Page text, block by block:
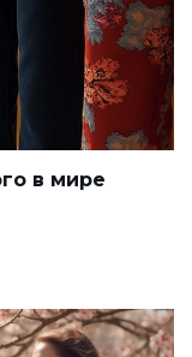
в мире